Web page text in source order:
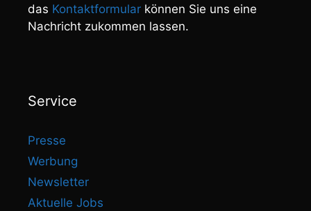
das Kontaktformular können Sie uns eine
Nachricht zukommen lassen.
Service
Presse
Werbung
Newsletter
Aktuelle Jobs